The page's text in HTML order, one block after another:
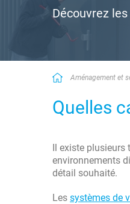
Découvrez
Aménagement et
Quelles
Il existe plusieurs
environnements
détail souhaité.
Les systèmes de